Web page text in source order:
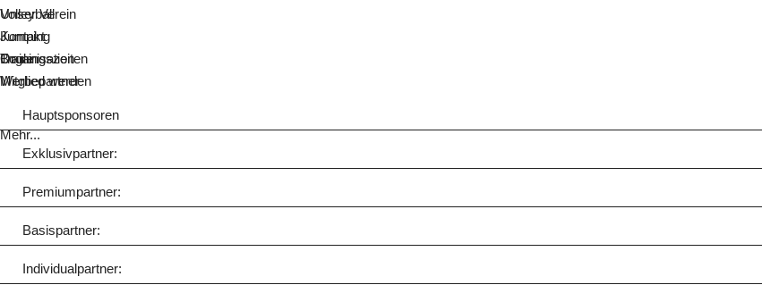
Volleyball
Jumping
Boule
Unser Verein
Kontakt
Organisation
Mitglied werden
Trainingszeiten
Werbepartner
Hauptsponsoren
Exklusivpartner:
Premiumpartner:
Basispartner:
Individualpartner:
Mehr...